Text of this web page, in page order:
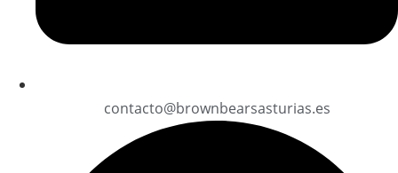
contacto@brownbearsasturias.es